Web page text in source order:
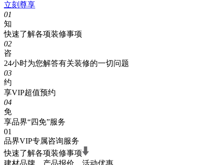
立刻尊享
01
知
快速了解各项装修事项
02
咨
24小时为您解答有关装修的一切问题
03
约
享VIP超值预约
04
免
享品界“四免”服务
01
品界VIP专属咨询服务
快速了解各项装修事项
建材品牌、产品报价、活动优惠